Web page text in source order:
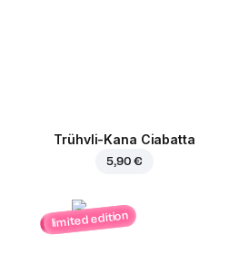
Trühvli-Kana Ciabatta
5,90 €
limited edition